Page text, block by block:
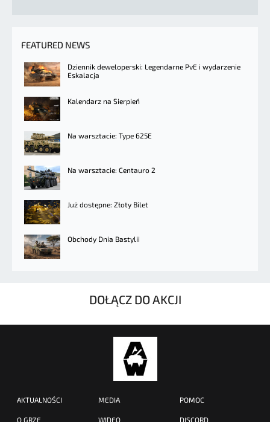
FEATURED NEWS
Dziennik deweloperski: Legendarne PvE i wydarzenie
Eskalacja
Kalendarz na Sierpień
Na warsztacie: Type 625E
Na warsztacie: Centauro 2
Już dostępne: Złoty Bilet
Obchody Dnia Bastylii
DOŁĄCZ DO AKCJI
AKTUALNOŚCI
O GRZE
MEDIA
WIDEO
POMOC
DISCORD